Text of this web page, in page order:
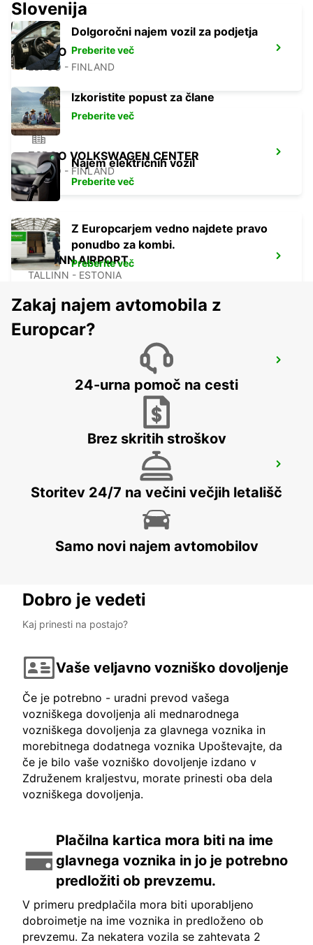
ESPOO
ESPOO - FINLAND
ESPOO VOLKSWAGEN CENTER
ESPOO - FINLAND
TALLINN AIRPORT
TALLINN - ESTONIA
LAHTI - FINLAND
Slovenija
Dolgoročni najem vozil za podjetja
Preberite več
Izkoristite popust za člane
Preberite več
Najem električnih vozil
Preberite več
Z Europcarjem vedno najdete pravo
ponudbo za kombi.
Preberite več
Zakaj najem avtomobila z
Europcar?
24-urna pomoč na cesti
Brez skritih stroškov
Storitev 24/7 na večini večjih letališč
Samo novi najem avtomobilov
Dobro je vedeti
Kaj prinesti na postajo?
Vaše veljavno vozniško dovoljenje
Če je potrebno - uradni prevod vašega
vozniškega dovoljenja ali mednarodnega
vozniškega dovoljenja za glavnega voznika in
morebitnega dodatnega voznika Upoštevajte, da
če je bilo vaše vozniško dovoljenje izdano v
Združenem kraljestvu, morate prinesti oba dela
vozniškega dovoljenja.
Plačilna kartica mora biti na ime
glavnega voznika in jo je potrebno
predložiti ob prevzemu.
V primeru predplačila mora biti uporabljeno
dobroimetje na ime voznika in predloženo ob
prevzemu. Za nekatera vozila se zahtevata 2